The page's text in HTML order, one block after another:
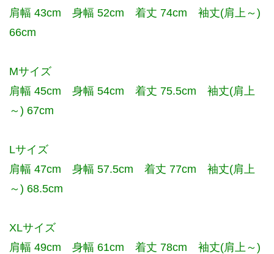
肩幅 43cm 身幅 52cm 着丈 74cm 袖丈(肩上～)
66cm
Mサイズ
肩幅 45cm 身幅 54cm 着丈 75.5cm 袖丈(肩上
～) 67cm
Lサイズ
肩幅 47cm 身幅 57.5cm 着丈 77cm 袖丈(肩上
～) 68.5cm
XLサイズ
肩幅 49cm 身幅 61cm 着丈 78cm 袖丈(肩上～)